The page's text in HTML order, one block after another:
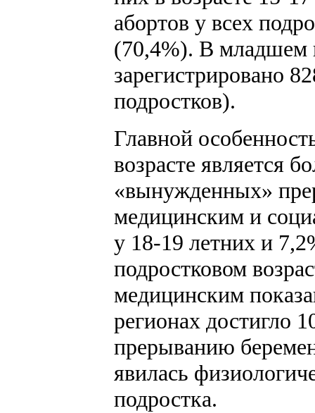
абортов у всех
(70,4%). В младшем
зарегистрировано
подростков).
Главной
возрасте является
«вынужденных»
медицинским и
у 18-19 летних и
подростковом
медицинским
регионах достигло
прерыванию
явилась
подростка.